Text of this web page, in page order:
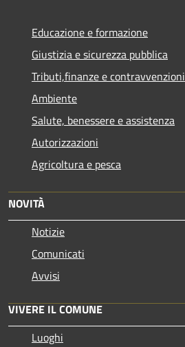
Educazione e formazione
Giustizia e sicurezza pubblica
Tributi,finanze e contravvenzioni
Ambiente
Salute, benessere e assistenza
Autorizzazioni
Agricoltura e pesca
NOVITÀ
Notizie
Comunicati
Avvisi
VIVERE IL COMUNE
Luoghi